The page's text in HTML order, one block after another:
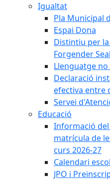
Igualtat
Pla Municipal
Espai Dona
Distintiu per
Forgender Seal
Llenguatge no
Declaració
efectiva entre
Servei
Educació
Informació
matrícula de
curs 2026-27
Calendari
JPO i